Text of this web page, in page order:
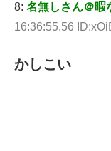
8: 名無しさん＠暇
16:36:55.56
かしこい